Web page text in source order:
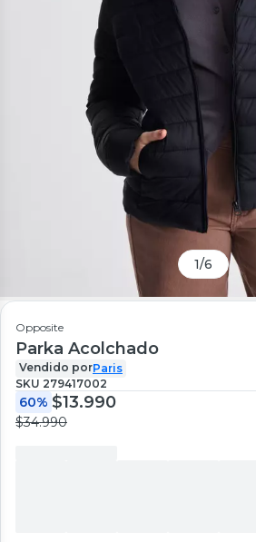
1/6
Opposite
Parka Acolchado
Vendido porParis
SKU 279417002
60% $13.990
$34.990